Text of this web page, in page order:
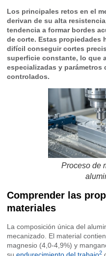
Los principales retos en el
derivan de su alta
tendencia a formar bordes
de corte. Estas propiedades
difícil conseguir cortes
superficie constante, lo que
especializadas y parámetros
controlados.
Proceso de
Comprender las
materiales
La composición única del
mecanizado. El material
magnesio (4,0-4,9%) y
2